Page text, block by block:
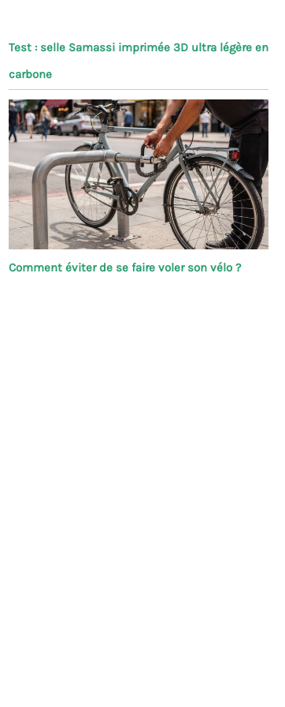
Test : selle Samassi imprimée 3D ultra légère en
carbone
Comment éviter de se faire voler son vélo ?